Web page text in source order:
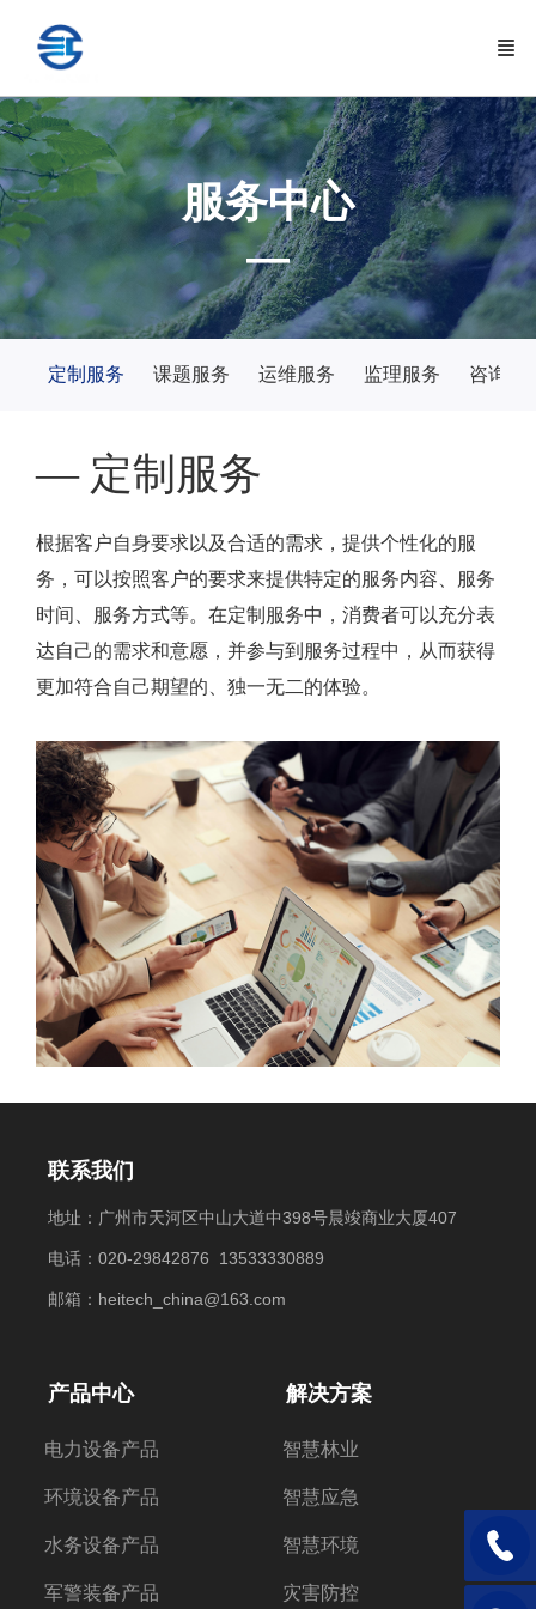
服务中心
—
定制服务 课题服务 运维服务 监理服务 咨询服
— 定制服务
根据客户自身要求以及合适的需求，提供个性化的服
务，可以按照客户的要求来提供特定的服务内容、服务
时间、服务方式等。在定制服务中，消费者可以充分表
达自己的需求和意愿，并参与到服务过程中，从而获得
更加符合自己期望的、独一无二的体验。
联系我们
地址：广州市天河区中山大道中398号晨竣商业大厦407
电话：020-29842876 13533330889
邮箱：heitech_china@163.com
产品中心
电力设备产品
环境设备产品
水务设备产品
军警装备产品
解决方案
智慧林业
智慧应急
智慧环境
灾害防控
电话